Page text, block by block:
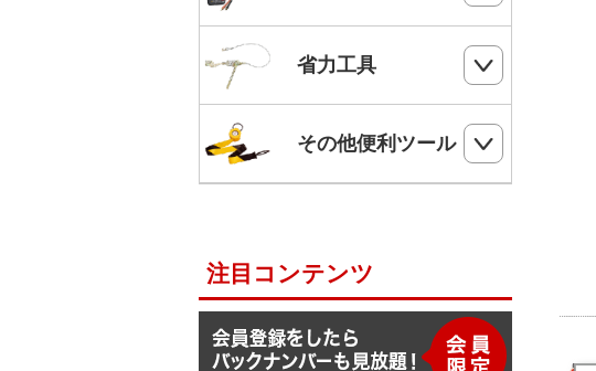
電線リール・ドラムローラー・ウイン
電動ウインチ用ロープ
スチールワイヤー
F1ライン
よび線グリップ
ドライバー
ドリルチャック・シャンクアダプター
ラチェットレンチ
ソケットレンチセット
モンキレンチ
油圧フリーパンチ
ビット
ー
ビス
ケーブルタイ
圧着端子ミニパック
ワークポジショニング用連結ベルト
柱上安全帯用ランヤード
セフティロープ
後付ショルダーベルト
Shuttoシリーズ
サイドラック
検電器・配線チェッカー
メジャー
省力工具
ベルトスリング
その他便利ツール
脚立ソックス
サビ取りスプレー
注目コンテンツ